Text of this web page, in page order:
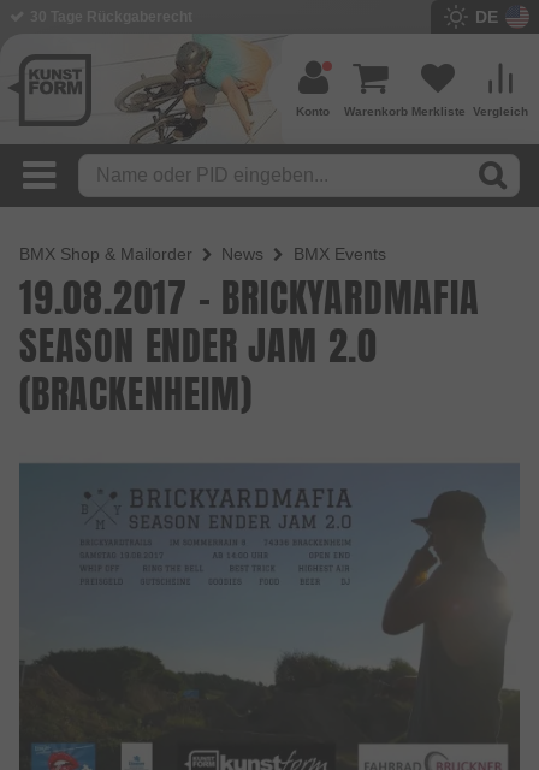
DE
Vergleich
Merkliste
Warenkorb
Konto
BMX Shop & Mailorder News BMX Events
19.08.2017 - BRICKYARDMAFIA
SEASON ENDER JAM 2.0
(BRACKENHEIM)